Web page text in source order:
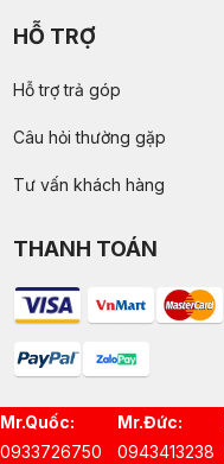
HỖ TRỢ
Hỗ trợ trả góp
Câu hỏi thường gặp
Tư vấn khách hàng
THANH TOÁN
Mr.Quốc:
0933726750
Mr.Đức:
0943413238